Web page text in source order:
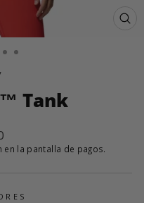
Tank
en la pantalla de pagos.